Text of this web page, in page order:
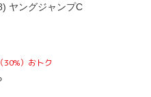
ヤングジャンプC
30%）おトク